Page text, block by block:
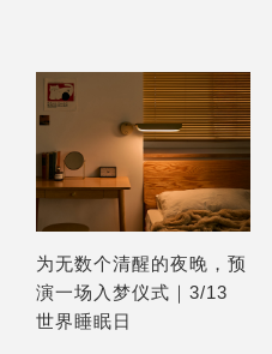
为无数个清醒的夜晚，预
演一场入梦仪式｜3/13
世界睡眠日